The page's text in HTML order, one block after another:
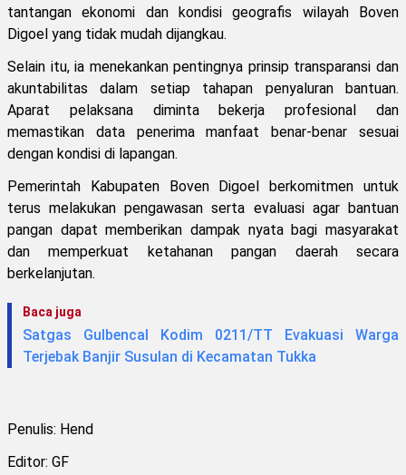
tantangan ekonomi dan kondisi geografis wilayah Boven
Digoel yang tidak mudah dijangkau.
Selain itu, ia menekankan pentingnya prinsip transparansi dan
akuntabilitas dalam setiap tahapan penyaluran bantuan.
Aparat pelaksana diminta bekerja profesional dan
memastikan data penerima manfaat benar-benar sesuai
dengan kondisi di lapangan.
Pemerintah Kabupaten Boven Digoel berkomitmen untuk
terus melakukan pengawasan serta evaluasi agar bantuan
pangan dapat memberikan dampak nyata bagi masyarakat
dan memperkuat ketahanan pangan daerah secara
berkelanjutan.
Baca juga
Satgas Gulbencal Kodim 0211/TT Evakuasi Warga
Terjebak Banjir Susulan di Kecamatan Tukka
Penulis: Hend
Editor: GF